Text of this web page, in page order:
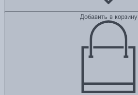
Добавить в корзину